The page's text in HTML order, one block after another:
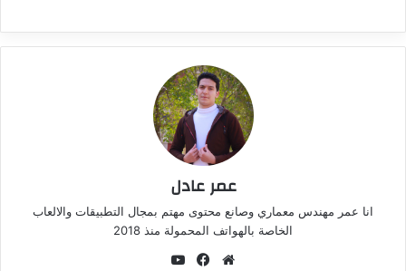
عمر عادل
انا عمر مهندس معماري وصانع محتوى مهتم بمجال التطبيقات والالعاب
الخاصة بالهواتف المحمولة منذ 2018
موقع
فيسبوك